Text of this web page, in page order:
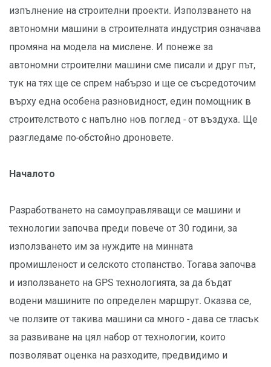
изпълнение на строителни проекти. Използването на
автономни машини в строителната индустрия означава
промяна на модела на мислене. И понеже за
автономни строителни машини сме писали и друг път,
тук на тях ще се спрем набързо и ще се съсредоточим
върху една особена разновидност, един помощник в
строителството с напълно нов поглед - от въздуха. Ще
разгледаме по-обстойно дроновете.
Началото
Разработването на самоуправляващи се машини и
технологии започва преди повече от 30 години, за
използването им за нуждите на минната
промишленост и селското стопанство. Тогава започва
и използването на GPS технологията, за да бъдат
водени машините по определен маршрут. Оказва се,
че ползите от такива машини са много - дава се тласък
за развиване на цял набор от технологии, които
позволяват оценка на разходите, предвидимо и